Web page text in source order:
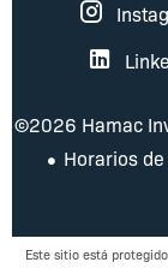
©2026 Hamac
Horarios
Este sitio está